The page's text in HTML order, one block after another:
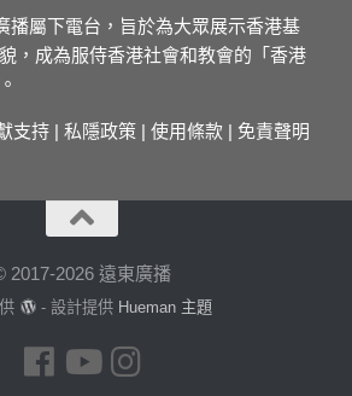
播屬下電台，旨於為大眾展示香港基
，成為服侍香港社會和教會的「香港
支持 | 私隱政策 | 使用條款 | 免責聲明
2017-2026 遠東廣播
- 設計提供 Hueman 主題